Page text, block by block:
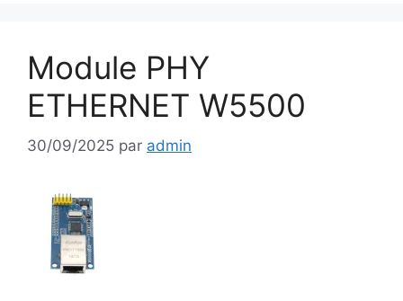
Module PHY
ETHERNET W5500
30/09/2025 par admin